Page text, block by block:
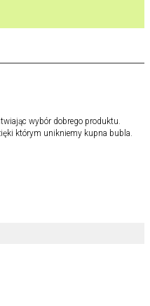
wybór dobrego produktu.
którym unikniemy kupna bubla.